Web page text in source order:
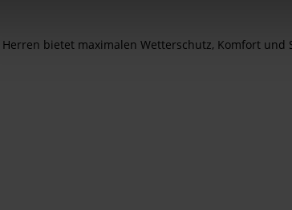
Herren bietet maximalen Wetterschutz, Komfort